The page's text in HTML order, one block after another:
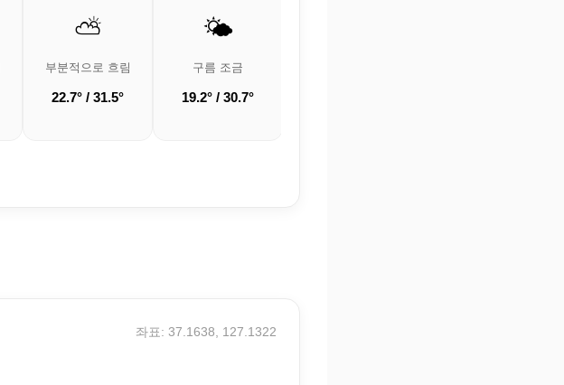
⛅
부분적으로 흐림
22.7° / 31.5°
🌤️
구름 조금
19.2° / 30.7°
좌표: 37.1638, 127.1322